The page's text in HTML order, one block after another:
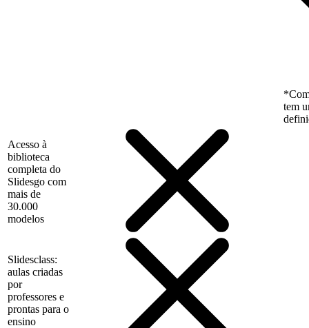
tem
Acesso à
biblioteca
completa do
Slidesgo com
mais de
30.000
modelos
Slidesclass:
aulas criadas
por
professores e
prontas para o
ensino